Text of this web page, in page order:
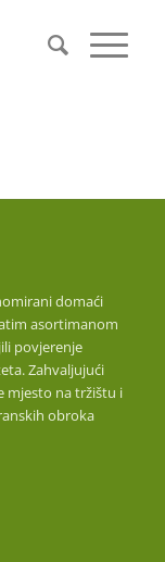
domaći
asortimanom
povjerenje
Zahvaljujući
mjesto na tržištu i
obroka